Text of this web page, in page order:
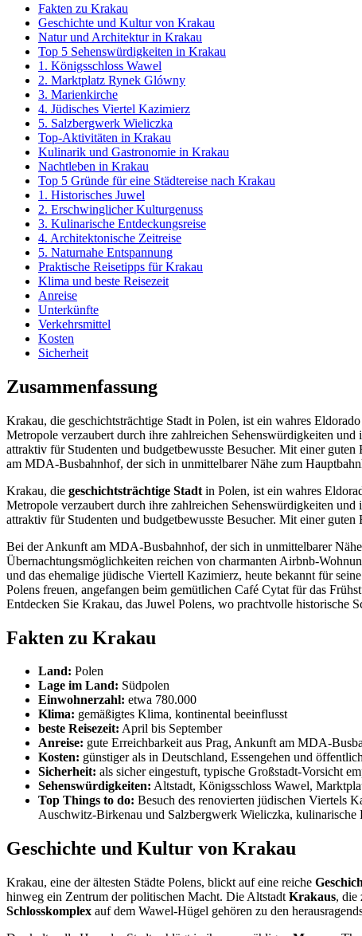
Fakten zu Krakau
Geschichte und Kultur von Krakau
Natur und Architektur in Krakau
Top 5 Sehenswürdigkeiten in Krakau
1. Königsschloss Wawel
2. Marktplatz Rynek Glówny
3. Marienkirche
4. Jüdisches Viertel Kazimierz
5. Salzbergwerk Wieliczka
Top-Aktivitäten in Krakau
Kulinarik und Gastronomie in Krakau
Nachtleben in Krakau
Top 5 Gründe für eine Städtereise nach Krakau
1. Historisches Juwel
2. Erschwinglicher Kulturgenuss
3. Kulinarische Entdeckungsreise
4. Architektonische Zeitreise
5. Naturnahe Entspannung
Praktische Reisetipps für Krakau
Klima und beste Reisezeit
Anreise
Unterkünfte
Verkehrsmittel
Kosten
Sicherheit
Zusammenfassung
Krakau, die geschichtsträchtige Stadt in Polen, ist ein wahres
Metropole verzaubert durch ihre zahlreichen Sehenswürdigkeiten
attraktiv für Studenten und budgetbewusste Besucher. Mit einer
am MDA-Busbahnhof, der sich in unmittelbarer Nähe zum
Krakau, die geschichtsträchtige Stadt in Polen, ist ein wahres
Metropole verzaubert durch ihre zahlreichen Sehenswürdigkeiten
attraktiv für Studenten und budgetbewusste Besucher. Mit einer
Bei der Ankunft am MDA-Busbahnhof, der sich in unmittelbarer
Übernachtungsmöglichkeiten reichen von charmanten Airbnb-
und das ehemalige jüdische Viertell Kazimierz, heute bekannt für
Polens freuen, angefangen beim gemütlichen Café Cytat für das
Entdecken Sie Krakau, das Juwel Polens, wo prachtvolle historische
Fakten zu Krakau
Land: Polen
Lage im Land: Südpolen
Einwohnerzahl: etwa 780.000
Klima: gemäßigtes Klima, kontinental beeinflusst
beste Reisezeit: April bis September
Anreise: gute Erreichbarkeit aus Prag, Ankunft am MDA-
Kosten: günstiger als in Deutschland, Essengehen und
Sicherheit: als sicher eingestuft, typische Großstadt-Vorsicht
Sehenswürdigkeiten: Altstadt, Königsschloss Wawel,
Top Things to do: Besuch des renovierten jüdischen Viertels
Auschwitz-Birkenau und Salzbergwerk Wieliczka,
Geschichte und Kultur von Krakau
Krakau, eine der ältesten Städte Polens, blickt auf eine reiche
hinweg ein Zentrum der politischen Macht. Die Altstadt Krakaus, die
Schlosskomplex auf dem Wawel-Hügel gehören zu den